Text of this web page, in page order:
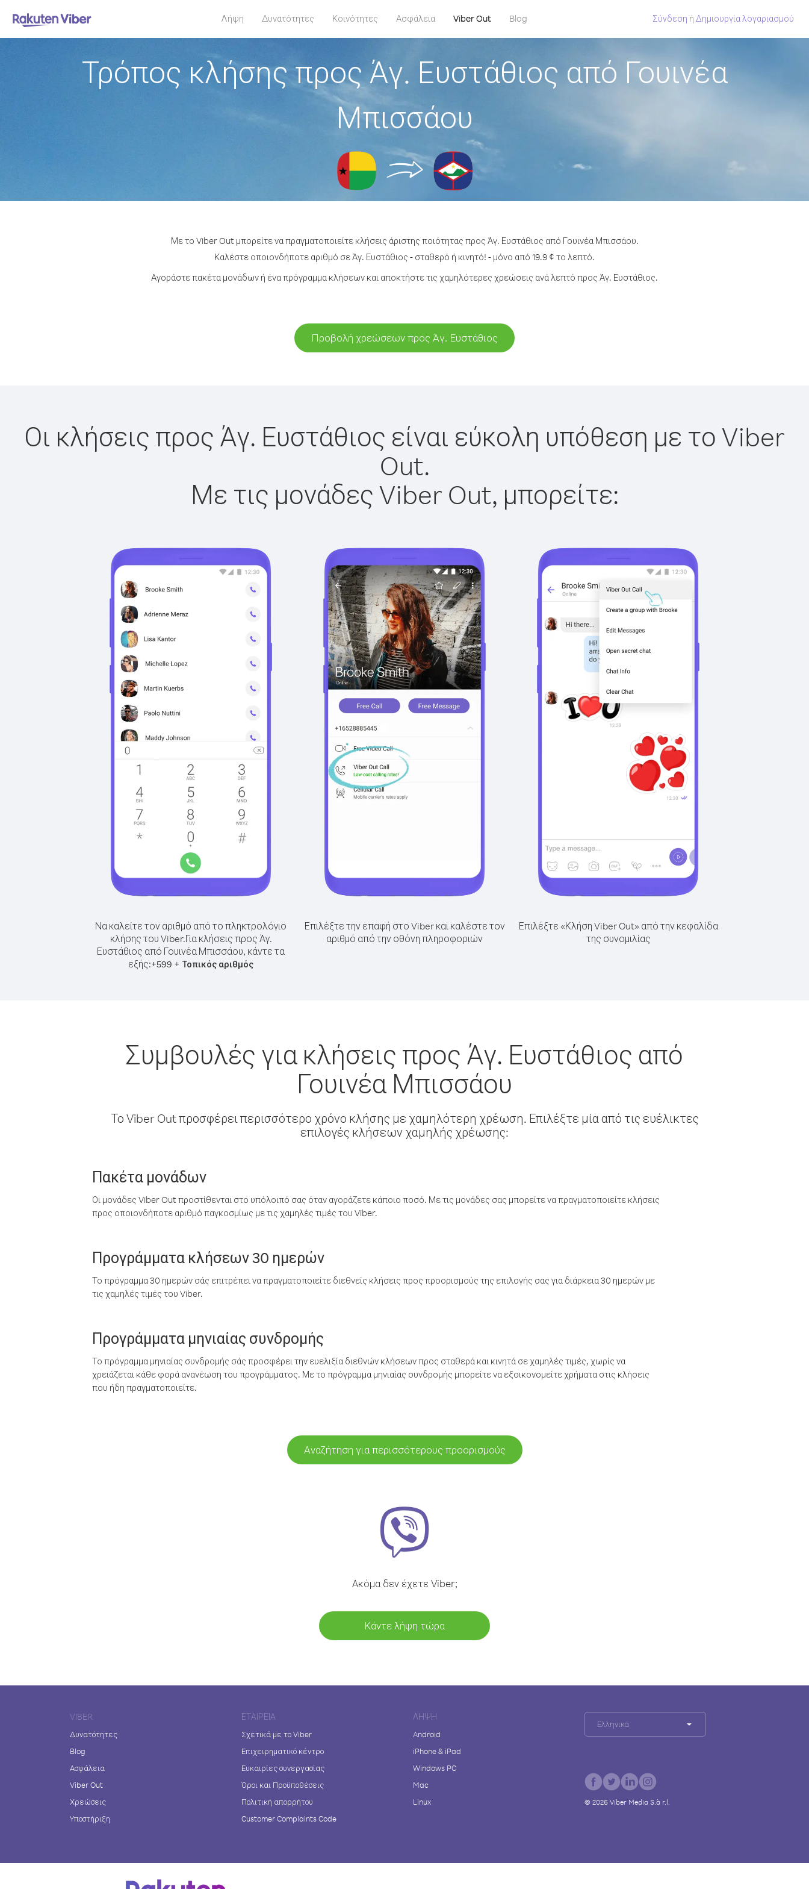
Λήψη Δυνατότητες Κοινότητες Ασφάλεια Viber Out Blog Σύνδεση ή Δημιουργία λογαριασμού
Τρόπος κλήσης προς Άγ. Ευστάθιος από Γουινέα
Μπισσάου
Με το Viber Out μπορείτε να πραγματοποιείτε κλήσεις άριστης ποιότητας προς Άγ. Ευστάθιος από Γουινέα Μπισσάου.
Καλέστε οποιονδήποτε αριθμό σε Άγ. Ευστάθιος - σταθερό ή κινητό! - μόνο από 19.9 ¢ το λεπτό.
Αγοράστε πακέτα μονάδων ή ένα πρόγραμμα κλήσεων και αποκτήστε τις χαμηλότερες χρεώσεις ανά λεπτό προς Άγ. Ευστάθιος.
Προβολή χρεώσεων προς Άγ. Ευστάθιος
Οι κλήσεις προς Άγ. Ευστάθιος είναι εύκολη υπόθεση με το Viber
Out.
Με τις μονάδες Viber Out, μπορείτε:
Να καλείτε τον αριθμό από το πληκτρολόγιο
κλήσης του Viber.Για κλήσεις προς Άγ.
Ευστάθιος από Γουινέα Μπισσάου, κάντε τα
εξής:+599 + Τοπικός αριθμός
Επιλέξτε την επαφή στο Viber και καλέστε τον
αριθμό από την οθόνη πληροφοριών
Επιλέξτε «Κλήση Viber Out» από την κεφαλίδα
της συνομιλίας
Συμβουλές για κλήσεις προς Άγ. Ευστάθιος από
Γουινέα Μπισσάου
Το Viber Out προσφέρει περισσότερο χρόνο κλήσης με χαμηλότερη χρέωση. Επιλέξτε μία από τις ευέλικτες
επιλογές κλήσεων χαμηλής χρέωσης:
Πακέτα μονάδων
Οι μονάδες Viber Out προστίθενται στο υπόλοιπό σας όταν αγοράζετε κάποιο ποσό. Με τις μονάδες σας μπορείτε να πραγματοποιείτε κλήσεις
προς οποιονδήποτε αριθμό παγκοσμίως με τις χαμηλές τιμές του Viber.
Προγράμματα κλήσεων 30 ημερών
Το πρόγραμμα 30 ημερών σάς επιτρέπει να πραγματοποιείτε διεθνείς κλήσεις προς προορισμούς της επιλογής σας για διάρκεια 30 ημερών με
τις χαμηλές τιμές του Viber.
Προγράμματα μηνιαίας συνδρομής
Το πρόγραμμα μηνιαίας συνδρομής σάς προσφέρει την ευελιξία διεθνών κλήσεων προς σταθερά και κινητά σε χαμηλές τιμές, χωρίς να
χρειάζεται κάθε φορά ανανέωση του προγράμματος. Με το πρόγραμμα μηνιαίας συνδρομής μπορείτε να εξοικονομείτε χρήματα στις κλήσεις
που ήδη πραγματοποιείτε.
Αναζήτηση για περισσότερους προορισμούς
Ακόμα δεν έχετε Viber;
Κάντε λήψη τώρα
VIBER
Δυνατότητες
Blog
Ασφάλεια
Viber Out
Χρεώσεις
Υποστήριξη
ΕΤΑΙΡΕΊΑ
Σχετικά με το Viber
Επιχειρηματικό κέντρο
Ευκαιρίες συνεργασίας
Όροι και Προϋποθέσεις
Πολιτική απορρήτου
Customer Complaints Code
ΛΉΨΗ
Android
iPhone & iPad
Windows PC
Mac
Linux
Ελληνικά
© 2026 Viber Media S.à r.l.